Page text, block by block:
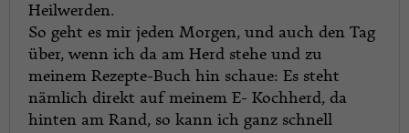
Heilwerden.
So geht es mir jeden Morgen, und auch den Tag
über, wenn ich da am Herd stehe und zu
meinem Rezepte-Buch hin schaue: Es steht
nämlich direkt auf meinem E- Kochherd, da
hinten am Rand, so kann ich ganz schnell